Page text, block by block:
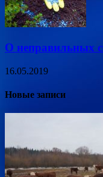
О неправильных
16.05.2019
Новые записи